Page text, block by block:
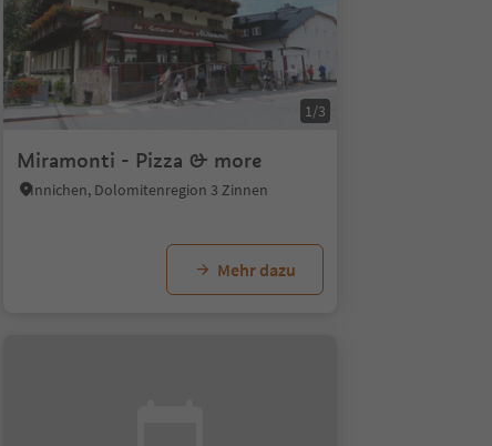
1/3
Miramonti - Pizza & more
Innichen, Dolomitenregion 3 Zinnen
Mehr dazu